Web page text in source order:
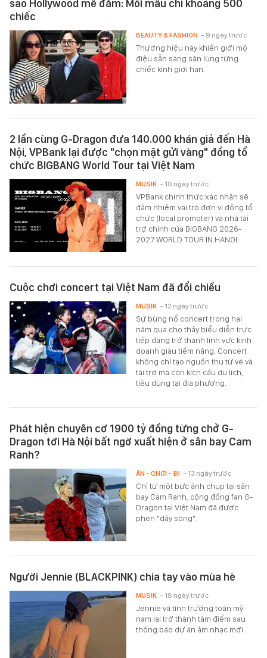
sao Hollywood mê đắm: Mỗi mẫu chỉ khoảng 500
chiếc
Thương hiệu này khiến giới mộ
điệu sẵn sàng săn lùng từng
chiếc kính giới hạn.
BEAUTY & FASHION - 9 ngày trước
2 lần cùng G-Dragon đưa 140.000 khán giả đến Hà
Nội, VPBank lại được "chọn mặt gửi vàng" đồng tổ
chức BIGBANG World Tour tại Việt Nam
VPBank chính thức xác nhận sẽ
đảm nhiệm vai trò đơn vị đồng tổ
chức (local promoter) và nhà tài
trợ chính của BIGBANG 2026-
2027 WORLD TOUR IN HANOI.
MUSIK - 10 ngày trước
Cuộc chơi concert tại Việt Nam đã đổi chiều
Sự bùng nổ concert trong hai
năm qua cho thấy biểu diễn trực
tiếp đang trở thành lĩnh vực kinh
doanh giàu tiềm năng. Concert
không chỉ tạo nguồn thu từ vé và
tài trợ mà còn kích cầu du lịch,
tiêu dùng tại địa phương.
MUSIK - 12 ngày trước
Phát hiện chuyên cơ 1900 tỷ đồng từng chở G-
Dragon tới Hà Nội bất ngờ xuất hiện ở sân bay Cam
Ranh?
Chỉ từ một bức ảnh chụp tại sân
bay Cam Ranh, cộng đồng fan G-
Dragon tại Việt Nam đã được
phen "dậy sóng".
ĂN - CHƠI - ĐI - 13 ngày trước
Người Jennie (BLACKPINK) chia tay vào mùa hè
Jennie và tình trường toàn mỹ
nam lại trở thành tâm điểm sau
thông báo dự án âm nhạc mới.
MUSIK - 18 ngày trước